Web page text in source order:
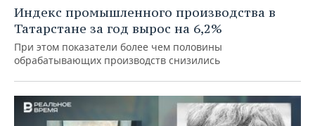
Индекс промышленного производства в
Татарстане за год вырос на 6,2%
При этом показатели более чем половины
обрабатывающих производств снизились